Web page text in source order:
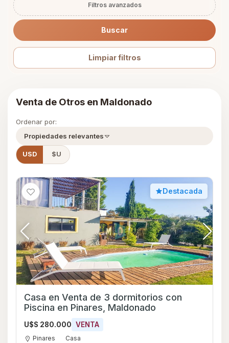
Filtros avanzados
Buscar
Limpiar filtros
Venta de Otros en Maldonado
Ordenar por:
Propiedades relevantes
USD $U
Destacada
Casa en Venta de 3 dormitorios con
Piscina en Pinares, Maldonado
U$S 280.000 VENTA
Pinares Casa